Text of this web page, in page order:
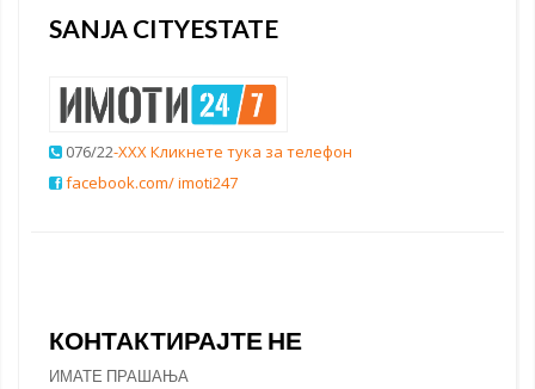
SANJA CITYESTATE
076/22-XXX Кликнете тука за телефон
facebook.com/ imoti247
КОНТАКТИРАЈТЕ НЕ
ИМАТЕ ПРАШАЊА